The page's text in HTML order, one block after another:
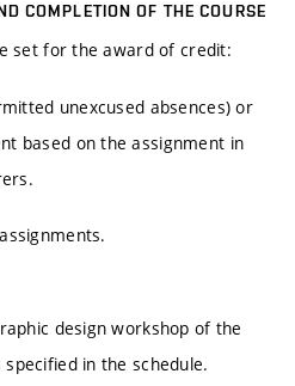
COMPLETION OF THE COURSE
set for the award of credit:
unexcused absences) or
based on the assignment in
design workshop of the
in the schedule.